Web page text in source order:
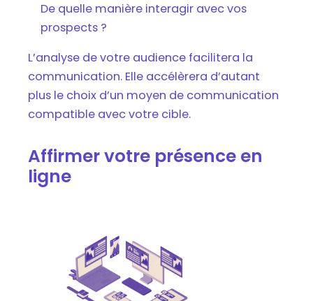
De quelle manière interagir avec vos
prospects ?
L’analyse de votre audience facilitera la
communication. Elle accélèrera d’autant
plus le choix d’un moyen de communication
compatible avec votre cible.
Affirmer votre présence en
ligne